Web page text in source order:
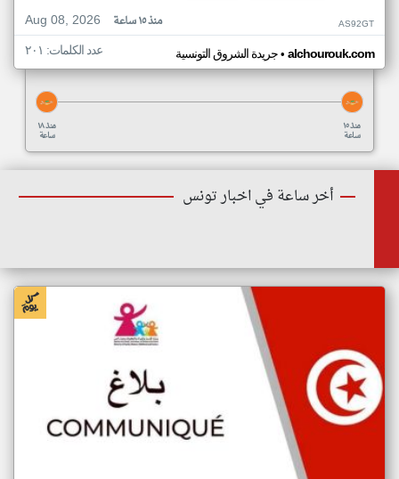
Aug 08, 2026
منذ ١٥ ساعة AS92GT
جريدة الشروق التونسية• alchourouk.com عدد الكلمات: ٢٠١
منذ ١٨
ساعة
منذ ١٥
ساعة
أخر ساعة في اخبار تونس